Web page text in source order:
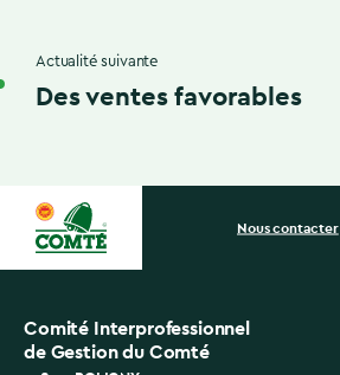
Actualité suivante
Des ventes favorables
Comité Interprofessionnel
de Gestion du Comté
Nous contacter